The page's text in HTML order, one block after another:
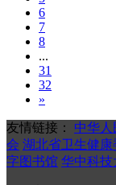
6
7
8
...
31
32
»
友情链接： 中华
会 湖北省卫生健康
字图书馆 华中科技